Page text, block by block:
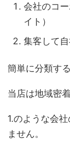
会社のコ
イト）
集客して
簡単に分類す
当店は地域密
1.のような会
ません。